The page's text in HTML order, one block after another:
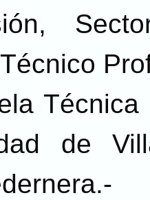
Técnica
de